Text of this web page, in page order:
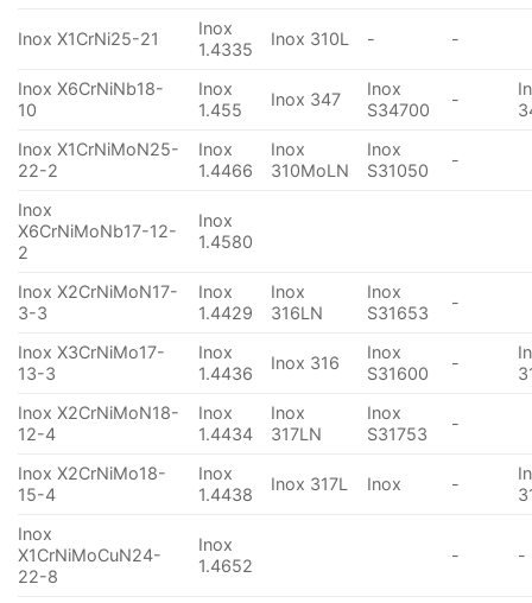
Inox X1CrNi25-21
Inox
1.4335
Inox 310L - -
Inox X6CrNiNb18-
10
Inox
1.455
Inox 347
Inox
S34700
-
Inox X1CrNiMoN25-
22-2
Inox
1.4466
Inox
310MoLN
Inox
S31050
-
Inox
X6CrNiMoNb17-12-
2
Inox
1.4580
Inox X2CrNiMoN17-
3-3
Inox
1.4429
Inox
316LN
Inox
S31653
-
Inox X3CrNiMo17-
13-3
Inox
1.4436
Inox 316
Inox
S31600
-
Inox X2CrNiMoN18-
12-4
Inox
1.4434
Inox
317LN
Inox
S31753
-
Inox X2CrNiMo18-
15-4
Inox
1.4438
Inox 317L Inox -
Inox
X1CrNiMoCuN24-
22-8
Inox
1.4652
- -